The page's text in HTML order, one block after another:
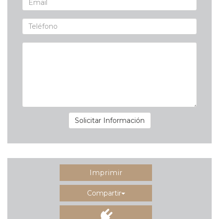
Solicitar Información
Imprimir
Compartir